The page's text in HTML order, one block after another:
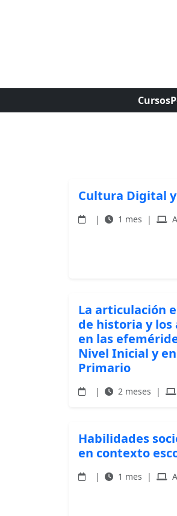
Cursos
Cultura Digital
| 1 mes |
La articulación
de historia y los
en las
Nivel Inicial y
Primario
| 2 meses |
Habilidades
en contexto
| 1 mes |